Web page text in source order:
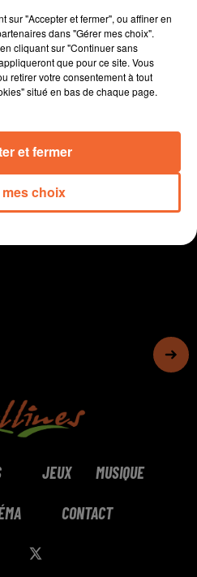
Coeur de nouveau
et week-end pour la
à leurs bénéficiaires.
et Julie Rouillard.
Saint-Joseph de Bressuire
JEUX MUSIQUE
CONTACT
sur "Accepter et fermer", ou affiner en
dans "Gérer mes choix".
cliquant sur "Continuer sans
que pour ce site. Vous
retirer votre consentement à tout
situé en bas de chaque page.
mes choix
et fermer